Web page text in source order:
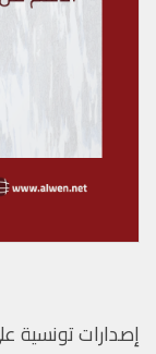
إصدارات تونسية